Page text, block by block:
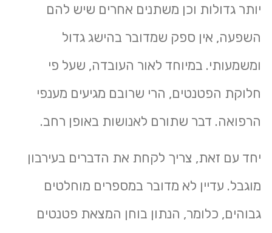
יותר גדולות וכן משתנים אחרים שיש להם
השפעה, אין ספק שמדובר בהישג גדול
ומשמעותי. במיוחד לאור העובדה, שעל פי
חלוקת הפטנטים, הרי שרובם מגיעים מענפי
הרפואה. דבר שתורם לאנושות באופן רחב.
יחד עם זאת, צריך לקחת את הדברים בעירבון
מוגבל. עדיין לא מדובר במספרים מוחלטים
גבוהים, כלומר, הנתון בוחן המצאת פטנטים